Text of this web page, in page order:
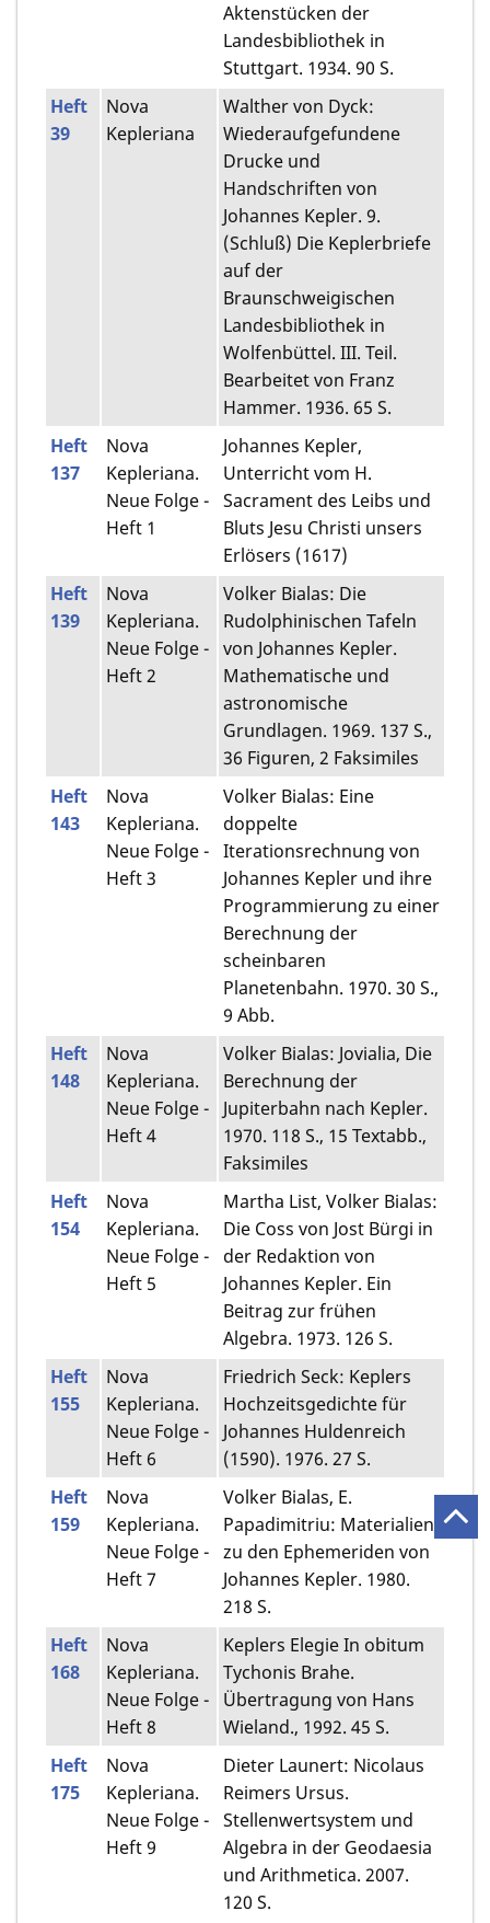
Aktenstücken der
Landesbibliothek in
Stuttgart. 1934. 90 S.
Heft
39
Nova
Kepleriana
Walther von Dyck:
Wiederaufgefundene
Drucke und
Handschriften von
Johannes Kepler. 9.
(Schluß) Die Keplerbriefe
auf der
Braunschweigischen
Landesbibliothek in
Wolfenbüttel. III. Teil.
Bearbeitet von Franz
Hammer. 1936. 65 S.
Heft
137
Nova
Kepleriana.
Neue Folge -
Heft 1
Johannes Kepler,
Unterricht vom H.
Sacrament des Leibs und
Bluts Jesu Christi unsers
Erlösers (1617)
Heft
139
Nova
Kepleriana.
Neue Folge -
Heft 2
Volker Bialas: Die
Rudolphinischen Tafeln
von Johannes Kepler.
Mathematische und
astronomische
Grundlagen. 1969. 137 S.,
36 Figuren, 2 Faksimiles
Heft
143
Nova
Kepleriana.
Neue Folge -
Heft 3
Volker Bialas: Eine
doppelte
Iterationsrechnung von
Johannes Kepler und ihre
Programmierung zu einer
Berechnung der
scheinbaren
Planetenbahn. 1970. 30 S.,
9 Abb.
Heft
148
Nova
Kepleriana.
Neue Folge -
Heft 4
Volker Bialas: Jovialia, Die
Berechnung der
Jupiterbahn nach Kepler.
1970. 118 S., 15 Textabb.,
Faksimiles
Heft
154
Nova
Kepleriana.
Neue Folge -
Heft 5
Martha List, Volker Bialas:
Die Coss von Jost Bürgi in
der Redaktion von
Johannes Kepler. Ein
Beitrag zur frühen
Algebra. 1973. 126 S.
Heft
155
Nova
Kepleriana.
Neue Folge -
Heft 6
Friedrich Seck: Keplers
Hochzeitsgedichte für
Johannes Huldenreich
(1590). 1976. 27 S.
Heft
159
Nova
Kepleriana.
Neue Folge -
Heft 7
Volker Bialas, E.
Papadimitriu: Materialien
zu den Ephemeriden von
Johannes Kepler. 1980.
218 S.
Heft
168
Nova
Kepleriana.
Neue Folge -
Heft 8
Keplers Elegie In obitum
Tychonis Brahe.
Übertragung von Hans
Wieland., 1992. 45 S.
Heft
175
Nova
Kepleriana.
Neue Folge -
Heft 9
Dieter Launert: Nicolaus
Reimers Ursus.
Stellenwertsystem und
Algebra in der Geodaesia
und Arithmetica. 2007.
120 S.